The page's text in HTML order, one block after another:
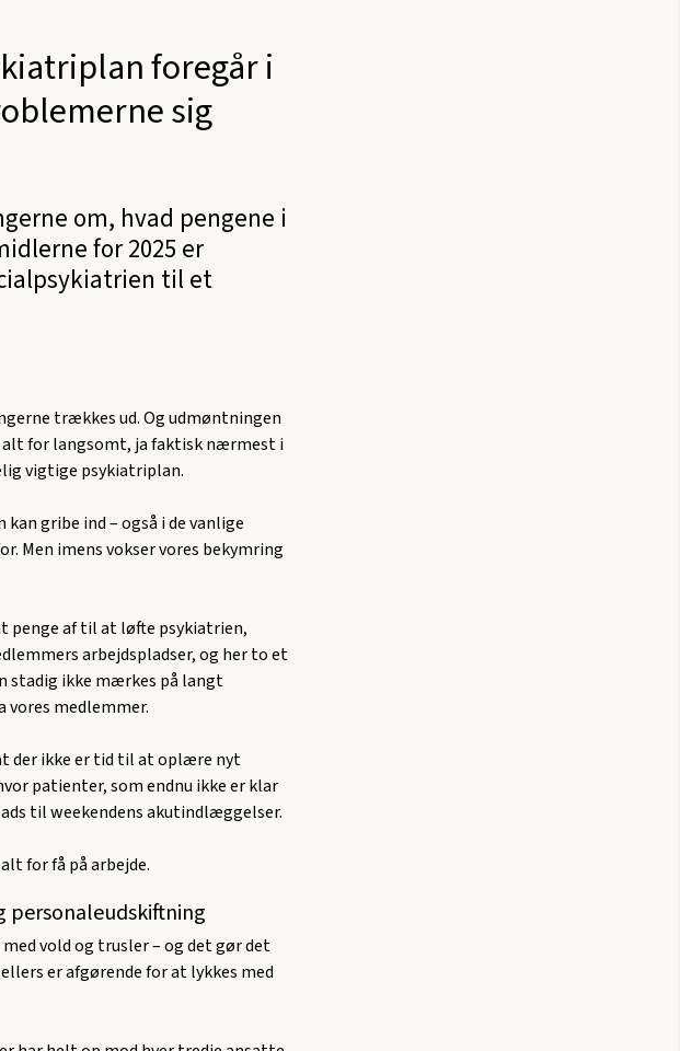
foregår i
sig
om, hvad pengene i
for 2025 er
til et
trækkes ud. Og udmøntningen
alt for langsomt, ja faktisk nærmest i
vigtige psykiatriplan.
gribe ind – også i de vanlige
Men imens vokser vores bekymring
penge af til at løfte psykiatrien,
arbejdspladser, og her to et
stadig ikke mærkes på langt
vores medlemmer.
der ikke er tid til at oplære nyt
patienter, som endnu ikke er klar
til weekendens akutindlæggelser.
for få på arbejde.
personaleudskiftning
vold og trusler – og det gør det
er afgørende for at lykkes med